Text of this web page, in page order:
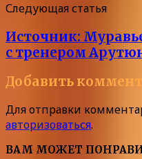
Следующая статья
Источник:
с тренером
Добавить
Для отправки
авторизоваться.
ВАМ МОЖЕТ